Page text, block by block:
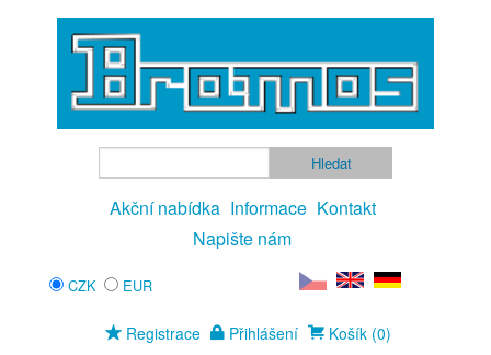
Akční nabídka Informace Kontakt
Napište nám
CZK EUR
Registrace Přihlášení Košík (0)